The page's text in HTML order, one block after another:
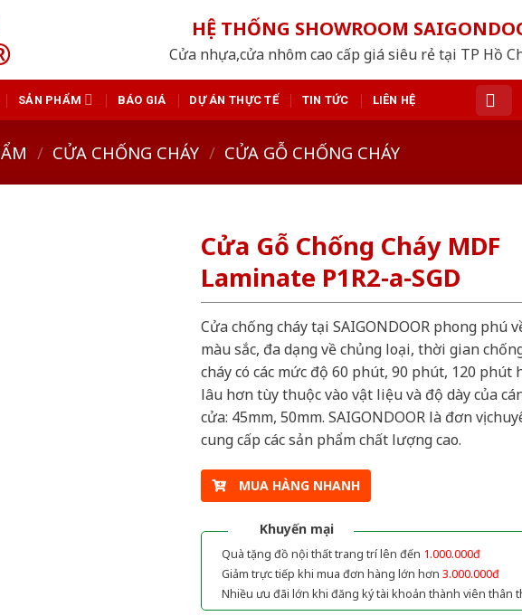
HỆ THỐNG SHOWROOM
Cửa nhựa,cửa nhôm cao cấp giá siêu rẻ tại TP Hồ
SẢN PHẨM BÁO GIÁ DỰ ÁN THỰC TẾ TIN TỨC LIÊN HỆ
/ CỬA CHỐNG CHÁY / CỬA GỖ CHỐNG CHÁY
Cửa Gỗ Chống Cháy MDF
Laminate P1R2-a-SGD
Cửa chống cháy tại SAIGONDOOR phong phú
màu sắc, đa dạng về chủng loại, thời gian
cháy có các mức độ 60 phút, 90 phút, 120 phút
lâu hơn tùy thuộc vào vật liệu và độ dày của
cửa: 45mm, 50mm. SAIGONDOOR là đơn vị
cung cấp các sản phẩm chất lượng cao.
MUA HÀNG NHANH
Khuyến mại
Quà tặng đồ nội thất trang trí lên đến 1.000.000đ
Giảm trực tiếp khi mua đơn hàng lớn hơn 3.000.000đ
Nhiều ưu đãi lớn khi đăng ký tài khoản thành viên thân